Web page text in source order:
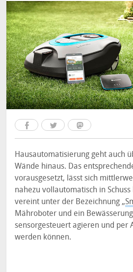
Hausautomatisierung geht auch
Wände hinaus. Das
vorausgesetzt, lässt sich
nahezu vollautomatisch in
vereint unter der Bezeichnung „
Mähroboter und ein
sensorgesteuert agieren und per
werden können.